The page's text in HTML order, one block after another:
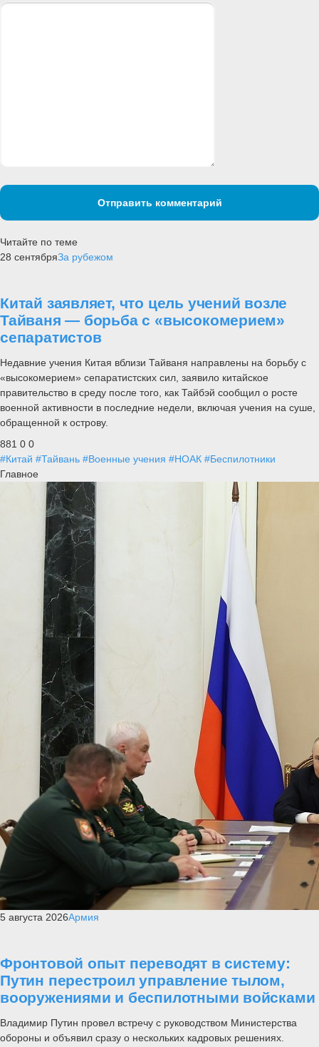
Отправить комментарий
Читайте по теме
28 сентябряЗа рубежом
Китай заявляет, что цель учений возле
Тайваня — борьба с «высокомерием»
сепаратистов
Недавние учения Китая вблизи Тайваня направлены на борьбу с
«высокомерием» сепаратистских сил, заявило китайское
правительство в среду после того, как Тайбэй сообщил о росте
военной активности в последние недели, включая учения на суше,
обращенной к острову.
881 0 0
#Китай #Тайвань #Военные учения #НОАК #Беспилотники
Главное
5 августа 2026Армия
Фронтовой опыт переводят в систему:
Путин перестроил управление тылом,
вооружениями и беспилотными войсками
Владимир Путин провел встречу с руководством Министерства
обороны и объявил сразу о нескольких кадровых решениях.